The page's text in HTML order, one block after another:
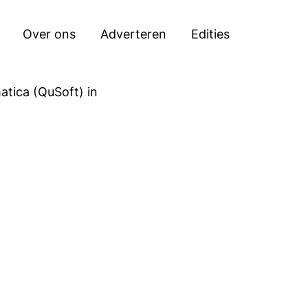
Over ons Adverteren Edities
(QuSoft) in